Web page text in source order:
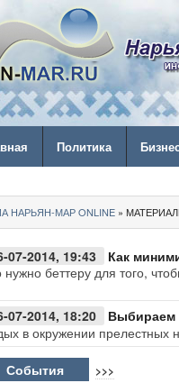
Политика
НАРЬЯН-МАР ONLINE »
07-2014, 19:43
Как
нужно беттеру для того,
07-2014, 18:20
Выбираем
в окружении
События >>>